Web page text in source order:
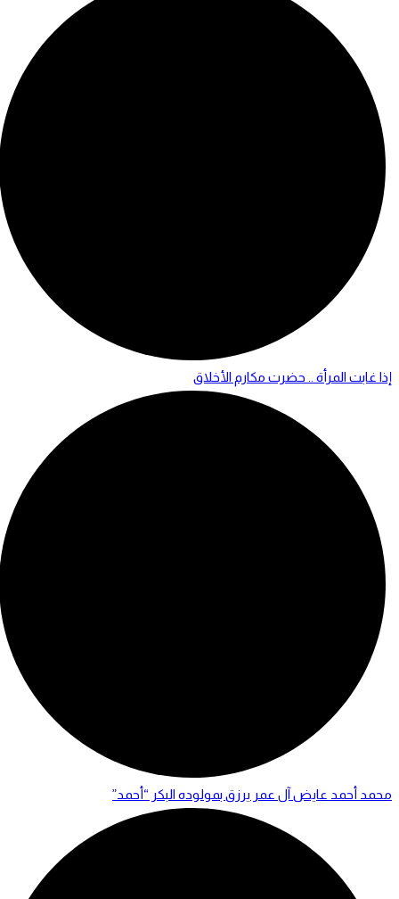
إذا غابت المرأة .. حضرت مكارم الأخلاق
محمد أحمد عايض آل عمر يرزق بمولوده البكر “أحمد”